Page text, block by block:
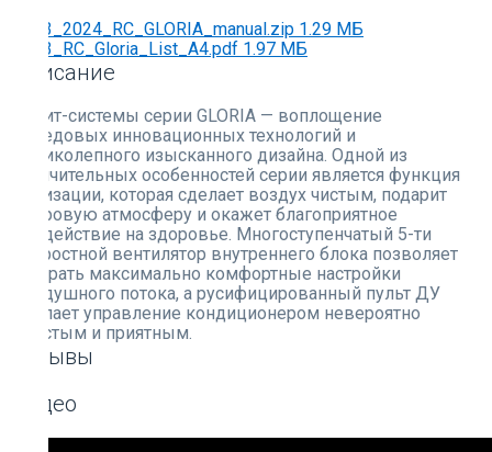
2023_2024_RC_GLORIA_manual.zip 1.29 МБ
2023_RC_Gloria_List_A4.pdf 1.97 МБ
Описание
Сплит-системы серии GLORIA — воплощение
передовых инновационных технологий и
великолепного изысканного дизайна. Одной из
отличительных особенностей серии является функция
ионизации, которая сделает воздух чистым, подарит
здоровую атмосферу и окажет благоприятное
воздействие на здоровье. Многоступенчатый 5-ти
скоростной вентилятор внутреннего блока позволяет
выбрать максимально комфортные настройки
воздушного потока, а русифицированный пульт ДУ
сделает управление кондиционером невероятно
простым и приятным.
Отзывы
Видео